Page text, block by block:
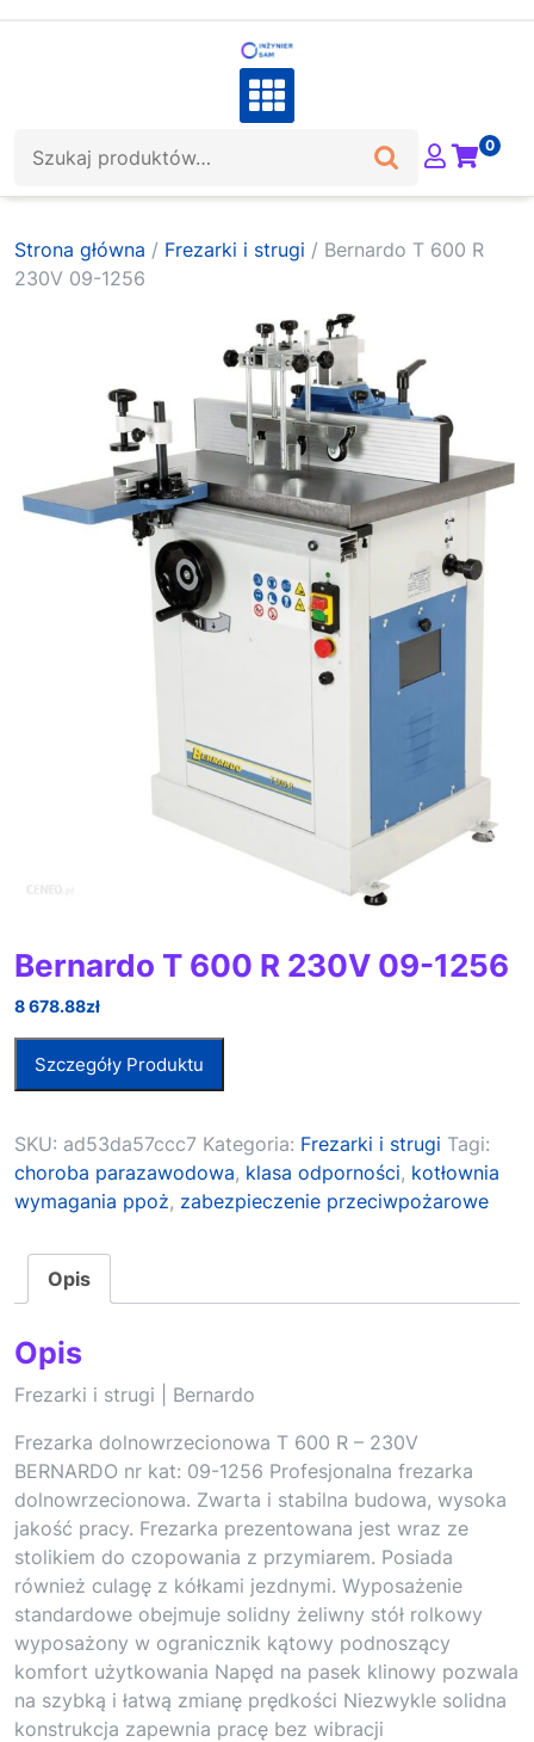
0
Strona główna / Frezarki i strugi / Bernardo T 600 R
230V 09-1256
Bernardo T 600 R 230V 09-1256
8 678.88zł
Szczegóły Produktu
SKU: ad53da57ccc7 Kategoria: Frezarki i strugi Tagi:
choroba parazawodowa, klasa odporności, kotłownia
wymagania ppoż, zabezpieczenie przeciwpożarowe
Opis
Opis
Frezarki i strugi | Bernardo
Frezarka dolnowrzecionowa T 600 R – 230V
BERNARDO nr kat: 09-1256 Profesjonalna frezarka
dolnowrzecionowa. Zwarta i stabilna budowa, wysoka
jakość pracy. Frezarka prezentowana jest wraz ze
stolikiem do czopowania z przymiarem. Posiada
również culagę z kółkami jezdnymi. Wyposażenie
standardowe obejmuje solidny żeliwny stół rolkowy
wyposażony w ogranicznik kątowy podnoszący
komfort użytkowania Napęd na pasek klinowy pozwala
na szybką i łatwą zmianę prędkości Niezwykle solidna
konstrukcja zapewnia pracę bez wibracji